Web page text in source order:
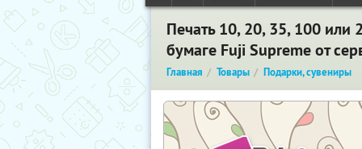
Печать 10, 20, 35, 100
бумаге Fuji Supreme от
Главная Товары Подарки, сувениры